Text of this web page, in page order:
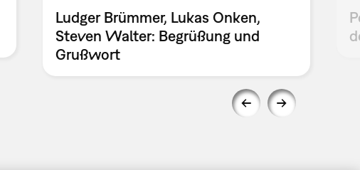
Ludger Brümmer, Lukas Onken,
Steven Walter: Begrüßung und
Grußwort